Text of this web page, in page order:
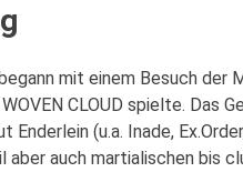
mit einem Besuch der
CLOUD spielte. Das
Enderlein (u.a. Inade,
aber auch martialischen bis